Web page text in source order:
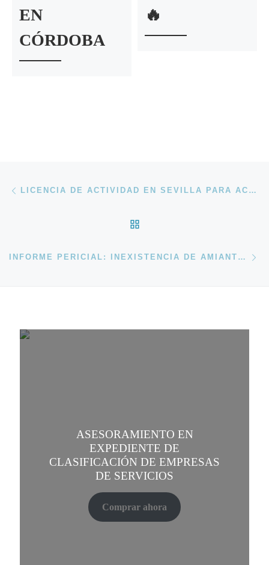
EN
CÓRDOBA
🔥
LICENCIA DE ACTIVIDAD EN SEVILLA PARA ACTIVIDADES INOCUAS MEDIANTE DECLARACIÓN RESPONSABLE
INFORME PERICIAL: INEXISTENCIA DE AMIANTO EN EDIFICIO PÚBLICO DE RONDA
ASESORAMIENTO EN
EXPEDIENTE DE
CLASIFICACIÓN DE EMPRESAS
DE SERVICIOS
Comprar ahora